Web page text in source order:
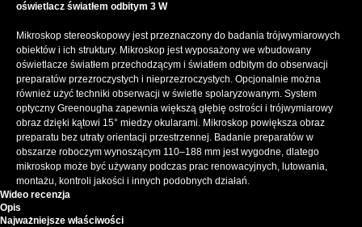
oświetlacz światłem odbitym 3 W
Mikroskop stereoskopowy jest przeznaczony do badania trójwymiarowych
obiektów i ich struktury. Mikroskop jest wyposażony we wbudowany
oświetlacze światłem przechodzącym i światłem odbitym do obserwacji
preparatów przezroczystych i nieprzezroczystych. Opcjonalnie można
również użyć techniki obserwacji w świetle spolaryzowanym. System
optyczny Greenougha zapewnia większą głębię ostrości i trójwymiarowy
obraz dzięki kątowi 15° miedzy okularami. Mikroskop powiększa obraz
preparatu bez utraty orientacji przestrzennej. Badanie preparatów w
obszarze roboczym wynoszącym 110–188 mm jest wygodne, dlatego
mikroskop może być używany podczas prac renowacyjnych, lutowania,
montażu, kontroli jakości i innych podobnych działań.
Wideo recenzja
Opis
Najważniejsze właściwości